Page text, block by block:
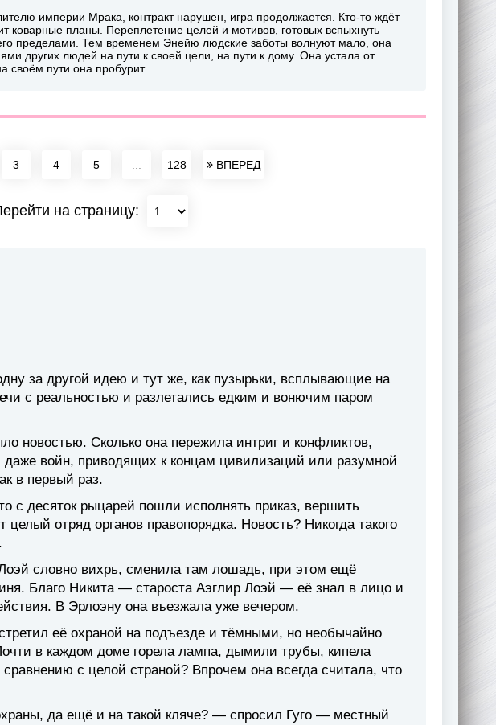
империи Мрака, контракт нарушен, игра продолжается. Кто-то ждёт
коварные планы. Переплетение целей и мотивов, готовых вспыхнуть
пределами. Тем временем Энейю людские заботы волнуют мало, она
других людей на пути к своей цели, на пути к дому. Она устала от
своём пути она пробурит.
3 4 5 128 ВПЕРЕД
на страницу:
за другой идею и тут же, как пузырьки, всплывающие на
с реальностью и разлетались едким и вонючим паром
новостью. Сколько она пережила интриг и конфликтов,
войн, приводящих к концам цивилизаций или разумной
в первый раз.
с десяток рыцарей пошли исполнять приказ, вершить
отряд органов правопорядка. Новость? Никогда такого
словно вихрь, сменила там лошадь, при этом ещё
Благо Никита — староста Аэглир Лоэй — её знал в лицо и
В Эрлоэну она въезжала уже вечером.
её охраной на подъезде и тёмными, но необычайно
в каждом доме горела лампа, дымили трубы, кипела
с целой страной? Впрочем она всегда считала, что
да ещё и на такой кляче? — спросил Гуго — местный